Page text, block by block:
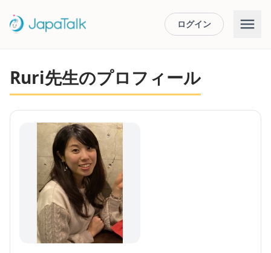
ログイン
Ruri先生のプロフィール